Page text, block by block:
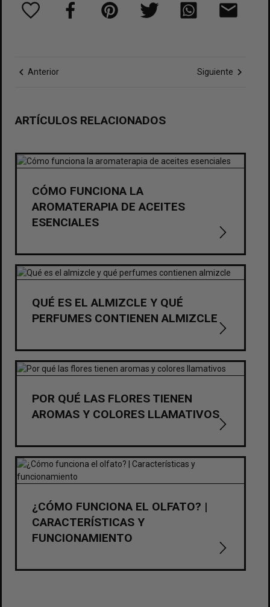
chevron_left Anterior Siguiente chevron_right
ARTÍCULOS RELACIONADOS
CÓMO FUNCIONA LA
AROMATERAPIA DE ACEITES
ESENCIALES
QUÉ ES EL ALMIZCLE Y QUÉ
PERFUMES CONTIENEN ALMIZCLE
POR QUÉ LAS FLORES TIENEN
AROMAS Y COLORES LLAMATIVOS
¿CÓMO FUNCIONA EL OLFATO? |
CARACTERÍSTICAS Y
FUNCIONAMIENTO